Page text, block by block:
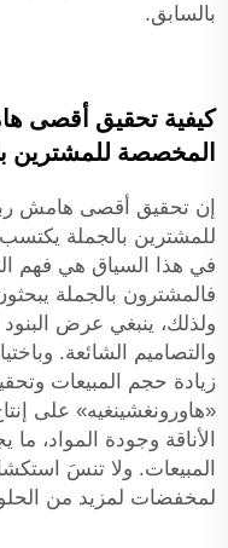
بالسابق.
كيفية تحقيق أقصى
المخصصة للمشترين
إن تحقيق أقصى هامش
للمشترين بالجملة
في هذا السياق هي فهم
فالمشترون بالجملة
ولذلك، ينبغي عرض
والتصاميم الشائعة.
زيادة حجم المبيعات
«هاورونغشينغيه» على
الأناقة وجودة المواد،
المبيعات. ولا تنسَ
لمخفضات لمزيد من